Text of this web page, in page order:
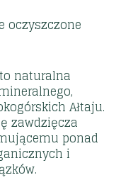
oczyszczone
naturalna
Ałtaju.
zawdzięcza
ponad
i